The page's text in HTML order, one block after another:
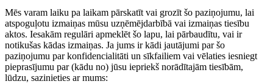
Mēs varam laiku pa laikam pārskatīt vai grozīt šo paziņojumu, lai
atspoguļotu izmaiņas mūsu uzņēmējdarbībā vai izmaiņas tiesību
aktos. Iesakām regulāri apmeklēt šo lapu, lai pārbaudītu, vai ir
notikušas kādas izmaiņas. Ja jums ir kādi jautājumi par šo
paziņojumu par konfidencialitāti un sīkfailiem vai vēlaties iesniegt
pieprasījumu par (kādu no) jūsu iepriekš norādītajām tiesībām,
lūdzu, sazinieties ar mums: